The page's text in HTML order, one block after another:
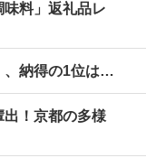
料」返礼品レ
、納得の1位は…
出！京都の多様